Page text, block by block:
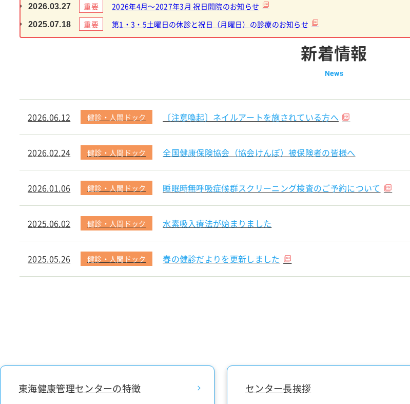
2026.03.27 重要 2026年4月～2027年3月 祝日開院のお知らせ
2025.07.18 重要 第1・3・5土曜日の休診と祝日（月曜日）の診療のお知らせ
新着情報
News
2026.06.12 健診・人間ドック 〔注意喚起〕ネイルアートを施されている方へ
2026.02.24 健診・人間ドック 全国健康保険協会（協会けんぽ）被保険者の皆様へ
2026.01.06 健診・人間ドック 睡眠時無呼吸症候群スクリーニング検査のご予約について
2025.06.02 健診・人間ドック 水素吸入療法が始まりました
2025.05.26 健診・人間ドック 春の健診だよりを更新しました
東海健康管理センターの特徴 センター長挨拶